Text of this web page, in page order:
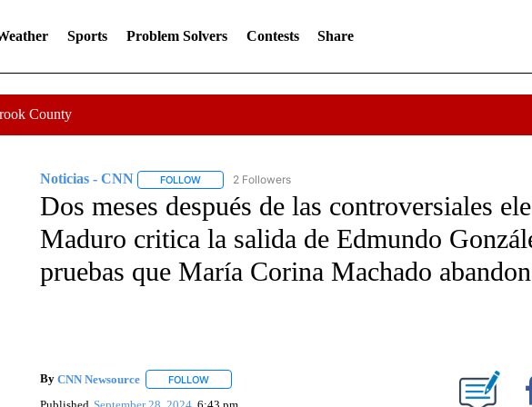
Sports Problem Solvers Contests Share
County
Noticias - CNN FOLLOWFOLLOW "NOTICIAS - CNN" TO RECEIVE NOTIFICATIONS ABOUT
2 Followers
Dos meses después de las controversiales
Maduro critica la salida de Edmundo
pruebas que María Corina Machado
By CNN Newsource FOLLOWFOLLOW "" TO RECEIVE NOTIFICATIONS ABOUT NEW PAGES ON "".